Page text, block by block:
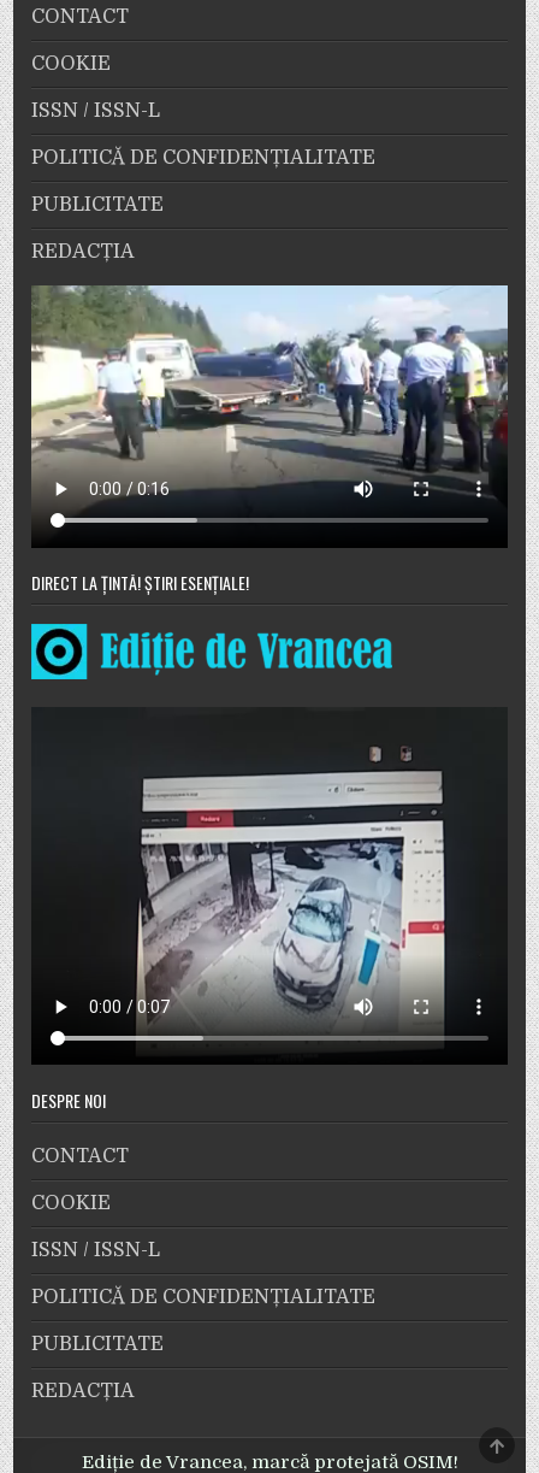
CONTACT
COOKIE
ISSN / ISSN-L
POLITICĂ DE CONFIDENȚIALITATE
PUBLICITATE
REDACȚIA
DIRECT LA ȚINTĂ! ȘTIRI ESENȚIALE!
DESPRE NOI
CONTACT
COOKIE
ISSN / ISSN-L
POLITICĂ DE CONFIDENȚIALITATE
PUBLICITATE
REDACȚIA
Ediție de Vrancea, marcă protejată OSIM!